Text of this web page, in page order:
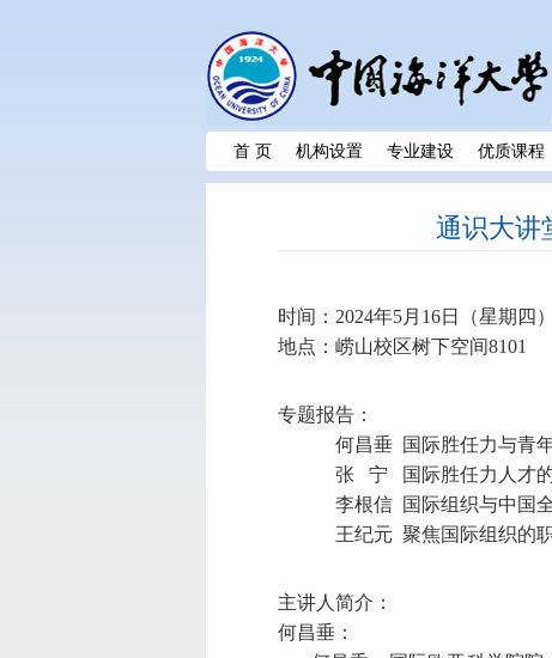
首 页 机构设置 专业建设 优质课程
通识大
时间： 2024年5月 16日（星期四）
地点：崂山校区树下空间8101
专题报告：
何昌垂 国际胜任力与青
张
宁
国际胜任力人才
李根信 国际组织与中国
王纪元 聚焦国际组织的
主讲人简介：
何昌垂：